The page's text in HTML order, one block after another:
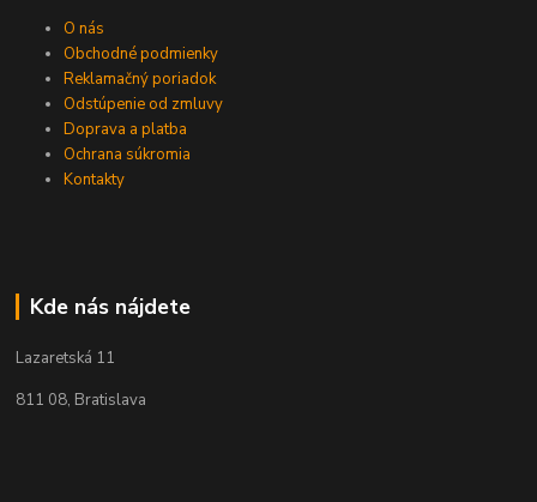
O nás
Obchodné podmienky
Reklamačný poriadok
Odstúpenie od zmluvy
Doprava a platba
Ochrana súkromia
Kontakty
Kde nás nájdete
Lazaretská 11
811 08, Bratislava